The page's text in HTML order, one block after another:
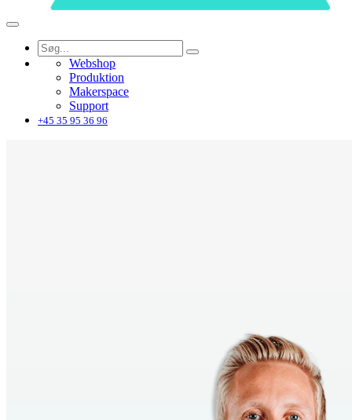
Webshop
Produktion
Makerspace
Support
+45 35 95 36 96